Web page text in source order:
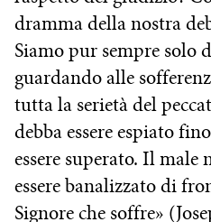
dramma della nostra
Siamo pur sempre solo
guardando alle
tutta la serietà del
debba essere espiato
essere superato. Il
essere banalizzato di
Signore che soffre»